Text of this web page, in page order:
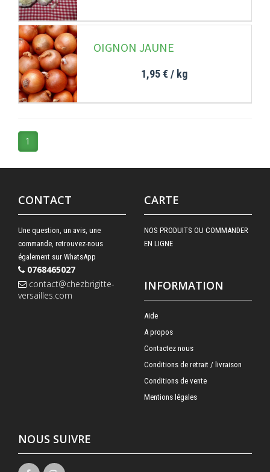
OIGNON JAUNE
1,95 € / kg
1
CONTACT
Une question, un avis, une
commande, retrouvez-nous
également sur WhatsApp
0768465027
contact@chezbrigitte-
versailles.com
CARTE
NOS PRODUITS OU COMMANDER
EN LIGNE
INFORMATION
Aide
A propos
Contactez nous
Conditions de retrait / livraison
Conditions de vente
Mentions légales
NOUS SUIVRE